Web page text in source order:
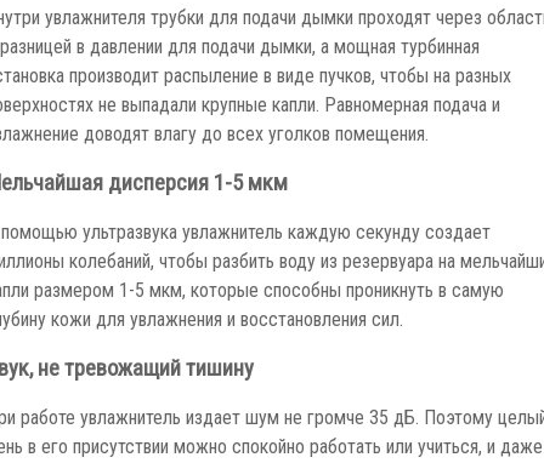
увлажнителя трубки для подачи дымки проходят через
в давлении для подачи дымки, а мощная турбинная
производит распыление в виде пучков, чтобы на разных
не выпадали крупные капли. Равномерная подача и
доводят влагу до всех уголков помещения.
дисперсия 1-5 мкм
ультразвука увлажнитель каждую секунду создает
колебаний, чтобы разбить воду из резервуара на
размером 1-5 мкм, которые способны проникнуть в самую
кожи для увлажнения и восстановления сил.
не тревожащий тишину
работе увлажнитель издает шум не громче 35 дБ. Поэтому
в его присутствии можно спокойно работать или учиться, и даже